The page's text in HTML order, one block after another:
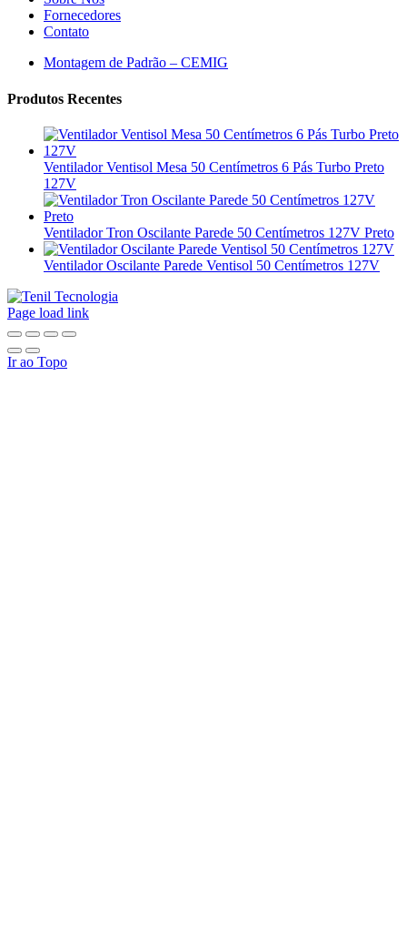
Fornecedores
Contato
Montagem de Padrão – CEMIG
Produtos Recentes
Ventilador Ventisol Mesa 50 Centímetros 6 Pás Turbo Preto
127V
Ventilador Tron Oscilante Parede 50 Centímetros 127V Preto
Ventilador Oscilante Parede Ventisol 50 Centímetros 127V
Page load link
Ir ao Topo